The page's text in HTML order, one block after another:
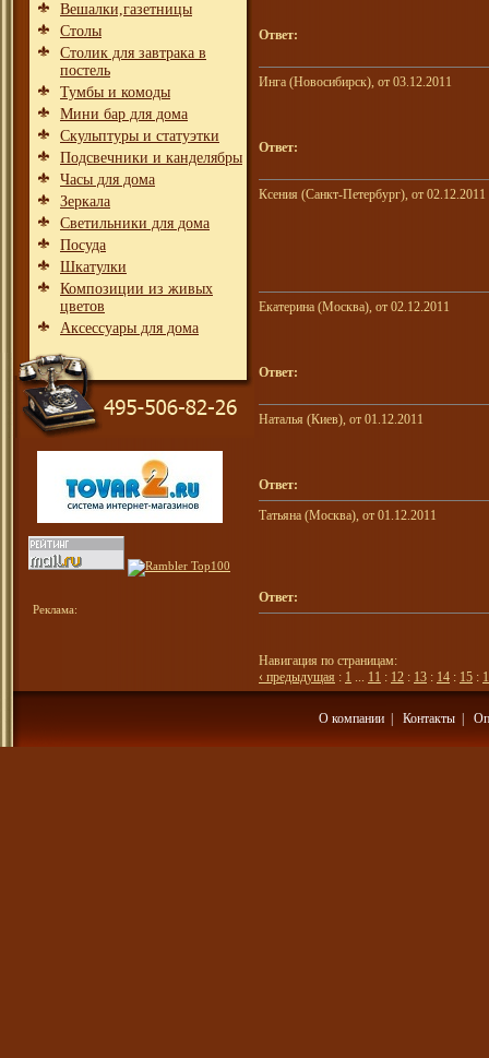
Вешалки,газетницы
Столы
Столик для завтрака в
постель
Тумбы и комоды
Мини бар для дома
Скульптуры и статуэтки
Подсвечники и канделябры
Часы для дома
Зеркала
Светильники для дома
Посуда
Шкатулки
Композиции из живых
цветов
Аксессуары для дома
Реклама:
Ответ:
Инга (Новосибирск), от 03.12.2011
Ответ:
Ксения (Санкт-Петербург), от 02.12.2011
Екатерина (Москва), от 02.12.2011
Ответ:
Наталья (Киев), от 01.12.2011
Ответ:
Татьяна (Москва), от 01.12.2011
Ответ:
Навигация по страницам:
‹ предыдущая : 1 ... 11 : 12 : 13 : 14 : 15 :
О компании Контакты